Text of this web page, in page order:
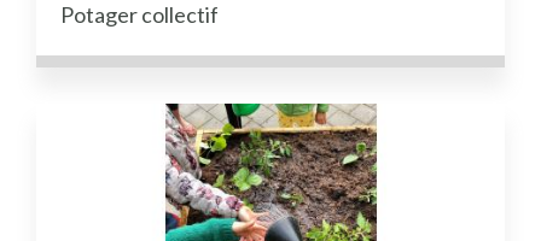
Potager collectif